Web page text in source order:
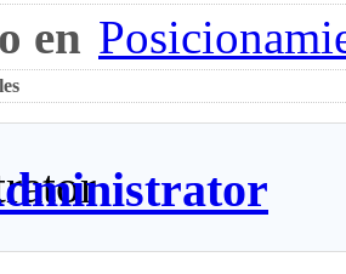
en